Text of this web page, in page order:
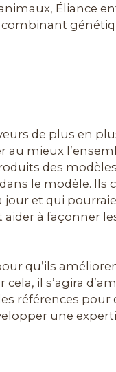
Éliance
combinant
de plus en
au mieux
des
le modèle. Ils
jour et qui
aider à façonner
qu’ils
il s’agira
références pour
une